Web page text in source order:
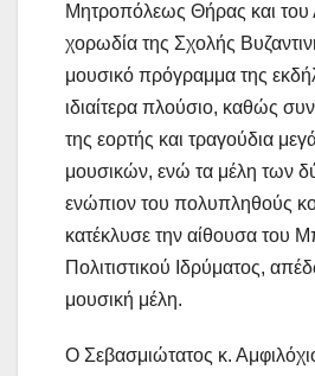
Μητροπόλεως Θήρας και
χορωδία της Σχολής
μουσικό πρόγραμμα της
ιδιαίτερα πλούσιο, καθώς
της εορτής και τραγούδια
μουσικών, ενώ τα μέλη των
ενώπιον του πολυπληθούς
κατέκλυσε την αίθουσα του
Πολιτιστικού Ιδρύματος,
μουσική μέλη.
Ο Σεβασμιώτατος κ.